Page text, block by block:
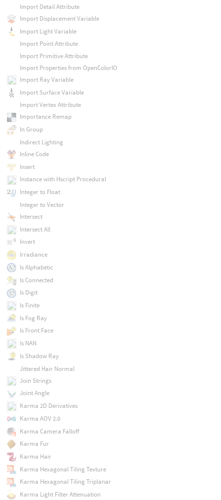
Import Detail Attribute
Import Displacement Variable
Import Light Variable
Import Point Attribute
Import Primitive Attribute
Import Properties from OpenColorIO
Import Ray Variable
Import Surface Variable
Import Vertex Attribute
Importance Remap
In Group
Indirect Lighting
Inline Code
Insert
Instance with Hscript Procedural
Integer to Float
Integer to Vector
Intersect
Intersect All
Invert
Irradiance
Is Alphabetic
Is Connected
Is Digit
Is Finite
Is Fog Ray
Is Front Face
Is NAN
Is Shadow Ray
Jittered Hair Normal
Join Strings
Joint Angle
Karma 2D Derivatives
Karma AOV 2.0
Karma Camera Falloff
Karma Fur
Karma Hair
Karma Hexagonal Tiling Texture
Karma Hexagonal Tiling Triplanar
Karma Light Filter Attenuation